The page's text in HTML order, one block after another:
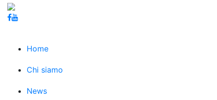
Home
Chi siamo
News